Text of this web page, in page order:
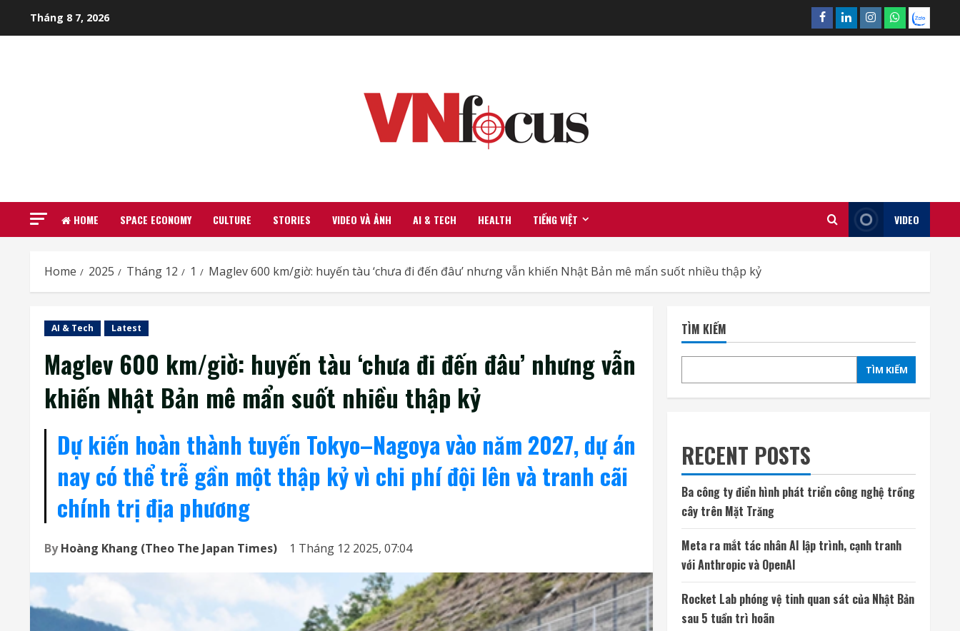
Tháng 8 7, 2026 Facebook
LinkedinInstagram
What’sapp
Zalo
HOME SPACE ECONOMY CULTURE STORIES VIDEO VÀ ẢNH AI & TECH HEALTH TIẾNG VIỆT VIDEO
Home 2025 Tháng 12 1 Maglev 600 km/giờ: huyến tàu ‘chưa đi đến đâu’ nhưng vẫn khiến Nhật Bản mê mẩn suốt nhiều thập kỷ
AI & Tech Latest
Maglev 600 km/giờ: huyến tàu ‘chưa đi đến đâu’ nhưng vẫn
khiến Nhật Bản mê mẩn suốt nhiều thập kỷ
Dự kiến hoàn thành tuyến Tokyo–Nagoya vào năm 2027, dự án
nay có thể trễ gần một thập kỷ vì chi phí đội lên và tranh cãi
chính trị địa phương
ByHoàng Khang (Theo The Japan Times) 1 Tháng 12 2025, 07:04
TÌM KIẾM
TÌM KIẾM
RECENT POSTS
Ba công ty điển hình phát triển công nghệ trồng
cây trên Mặt Trăng
Meta ra mắt tác nhân AI lập trình, cạnh tranh
với Anthropic và OpenAI
Rocket Lab phóng vệ tinh quan sát của Nhật Bản
sau 5 tuần trì hoãn